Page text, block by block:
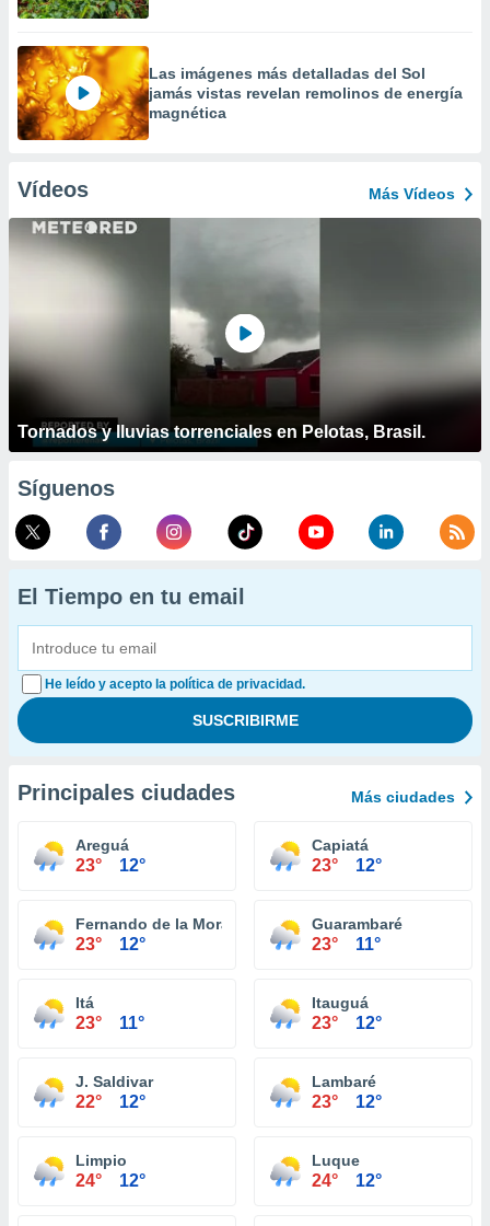
Las imágenes más detalladas del Sol
jamás vistas revelan remolinos de energía
magnética
Vídeos Más Vídeos
Tornados y lluvias torrenciales en Pelotas, Brasil.
Síguenos
El Tiempo en tu email
He leído y acepto la política de privacidad.
Principales ciudades Más ciudades
Areguá
23° 12°
Capiatá
23° 12°
Fernando de la Mora
23° 12°
Guarambaré
23° 11°
Itá
23° 11°
Itauguá
23° 12°
J. Saldivar
22° 12°
Lambaré
23° 12°
Limpio
24° 12°
Luque
24° 12°